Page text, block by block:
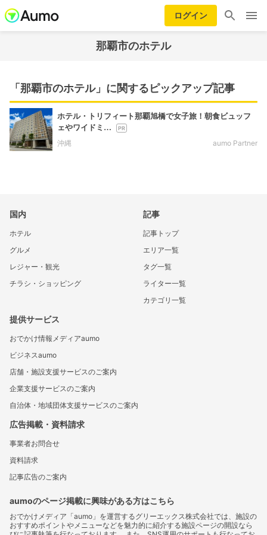
ログイン
那覇市のホテル
「那覇市のホテル」に関するピックアップ記事
ホテル・トリフィート那覇旭橋で女子旅！朝食ビュッフ
ェやワイドミ…
沖縄
aumo Partner
国内
ホテル
グルメ
レジャー・観光
チラシ・ショッピング
記事
記事トップ
エリア一覧
タグ一覧
ライター一覧
カテゴリ一覧
提供サービス
おでかけ情報メディアaumo
ビジネスaumo
店舗・施設支援サービスのご案内
企業支援サービスのご案内
自治体・地域団体支援サービスのご案内
広告掲載・資料請求
事業者お問合せ
資料請求
記事広告のご案内
aumoのページ掲載に興味がある方はこちら
おでかけメディア「aumo」を運営するグリーエックス株式会社では、施設の
おすすめポイントやメニューなどを魅力的に紹介する施設ページの開設なら